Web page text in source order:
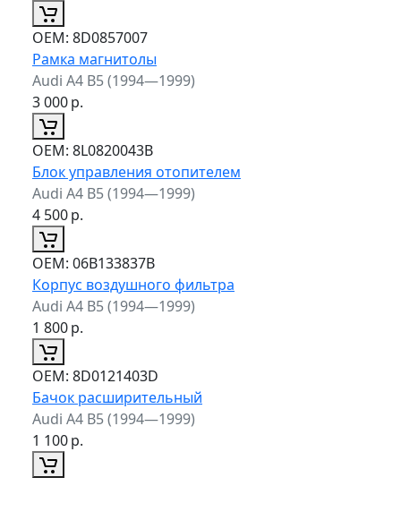
ОЕМ: 8D0857007
Рамка магнитолы
Audi A4 B5 (1994—1999)
3 000р.
ОЕМ: 8L0820043B
Блок управления отопителем
Audi A4 B5 (1994—1999)
4 500р.
ОЕМ: 06B133837B
Корпус воздушного фильтра
Audi A4 B5 (1994—1999)
1 800р.
ОЕМ: 8D0121403D
Бачок расширительный
Audi A4 B5 (1994—1999)
1 100р.